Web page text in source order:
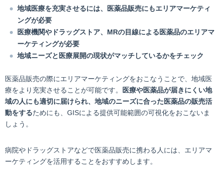
地域医療を充実させるには、医薬品販売にもエリアマーケティ
ングが必要
医療機関やドラッグストア、MRの目線による医薬品のエリアマ
ーケティングが必要
地域ニーズと医療展開の現状がマッチしているかをチェック
医薬品販売の際にエリアマーケティングをおこなうことで、地域医
療をより充実させることが可能です。
医療や医薬品が届きにくい地
域の人にも適切に届けられ、地域のニーズに合った医薬品の販売活
動をするためにも、GISによる提供可能範囲の可視化をおこないま
しょう。
病院やドラッグストアなどで医薬品販売に携わる人には、エリアマ
ーケティングを活用することをおすすめします。